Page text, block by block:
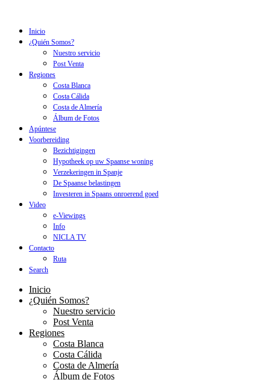
Inicio
¿Quién Somos?
Nuestro servicio
Post Venta
Regiones
Costa Blanca
Costa Cálida
Costa de Almería
Álbum de Fotos
Apúntese
Voorbereiding
Bezichtigingen
Hypotheek op uw Spaanse woning
Verzekeringen in Spanje
De Spaanse belastingen
Investeren in Spaans onroerend goed
Video
e-Viewings
Info
NICLA TV
Contacto
Ruta
Search
Inicio
¿Quién Somos?
Nuestro servicio
Post Venta
Regiones
Costa Blanca
Costa Cálida
Costa de Almería
Álbum de Fotos